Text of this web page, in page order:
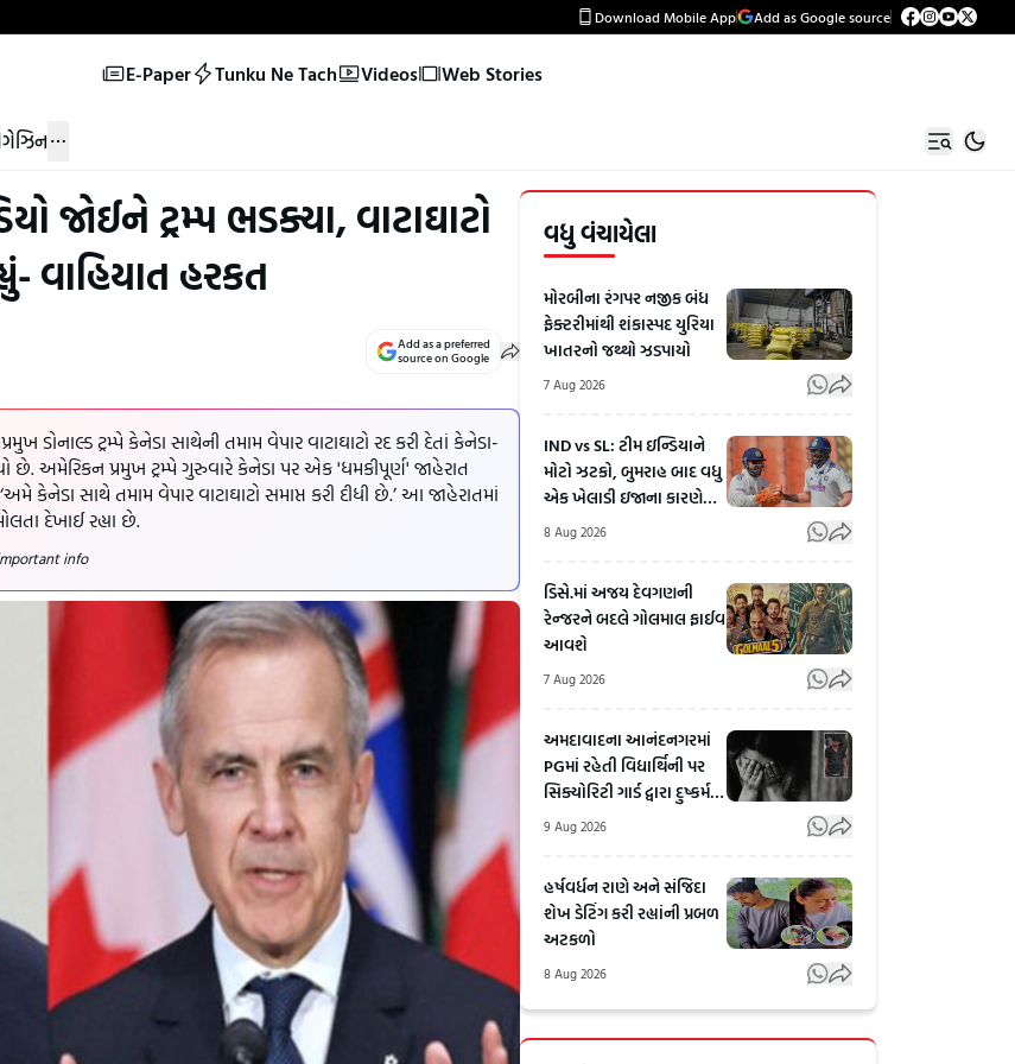
Download Mobile App Add as Google source
E-Paper Tunku Ne Tach Videos Web Stories
જોઈને ટ્રમ્પ ભડક્યા, વાટાઘાટો
વાહિયાત હરકત
Add as a preferred
source on Google
ડોનાલ્ડ ટ્રમ્પે કેનેડા સાથેની તમામ વેપાર વાટાઘાટો રદ કરી દેતાં કેનેડા-
છે. અમેરિકન પ્રમુખ ટ્રમ્પે ગુરુવારે કેનેડા પર એક 'ધમકીપૂર્ણ' જાહેરાત
કેનેડા સાથે તમામ વેપાર વાટાઘાટો સમાપ્ત કરી દીધી છે.’ આ જાહેરાતમાં
દેખાઈ રહ્યા છે.
info
વધુ વંચાયેલા
મોરબીના રંગપર નજીક બંધ
ફેક્ટરીમાંથી શંકાસ્પદ યુરિયા
ખાતરનો જથ્થો ઝડપાયો
7 Aug 2026
IND vs SL: ટીમ ઇન્ડિયાને
મોટો ઝટકો, બુમરાહ બાદ વધુ
એક ખેલાડી ઇજાના કારણે
શ્રીલંકા શ્રેણીમાંથી બહાર!
8 Aug 2026
ડિસે.માં અજય દેવગણની
રેન્જરને બદલે ગોલમાલ ફાઈવ
આવશે
7 Aug 2026
અમદાવાદના આનંદનગરમાં
PGમાં રહેતી વિદ્યાર્થિની પર
સિક્યોરિટી ગાર્ડ દ્વારા દુષ્કર્મ,
આરોપી પકડાયો
9 Aug 2026
હર્ષવર્ધન રાણે અને સંજિદા
શેખ ડેટિંગ કરી રહ્યાંની પ્રબળ
અટકળો
8 Aug 2026
Jamshedpur:
Mathura: